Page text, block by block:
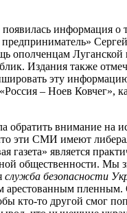
информация о
ополченцам
Издания также
эту
– Ноев Ковчег»,
обратить внимание на
эти СМИ имеют
газета» является
общественности. Мы
служба безопасности
арестованным
кто-то другой смог